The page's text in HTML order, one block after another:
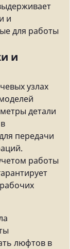
и
для работы
и
узлах
детали
передачи
работы
люфтов в